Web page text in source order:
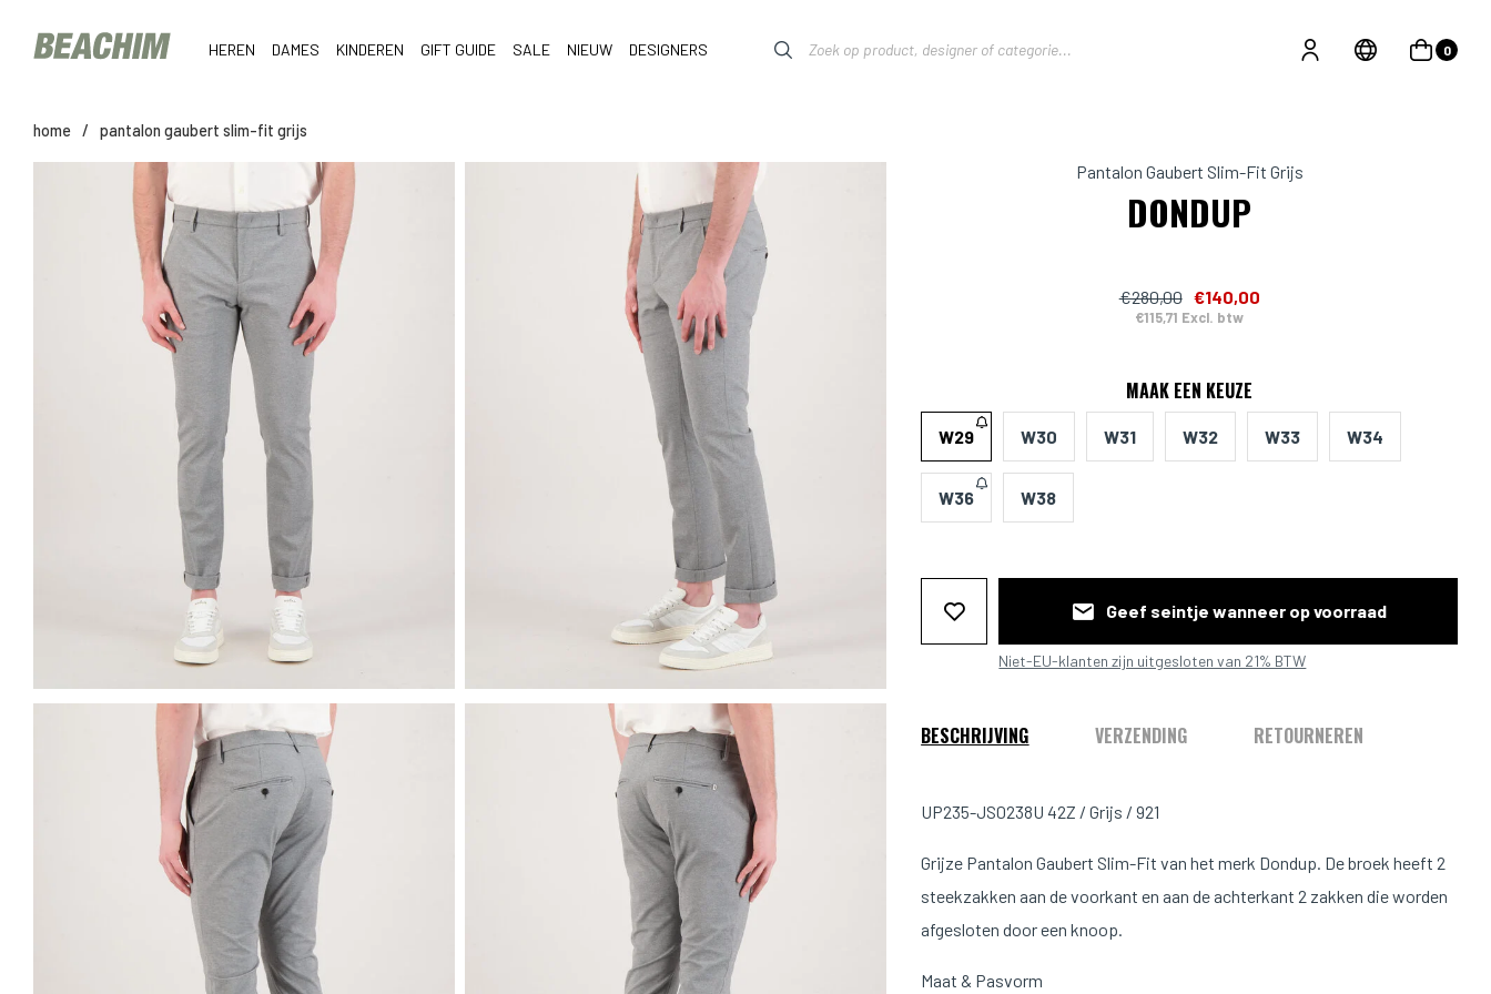
HEREN DAMES KINDEREN GIFT GUIDE SALE NIEUW DESIGNERS 0
home / pantalon gaubert slim-fit grijs
Pantalon Gaubert Slim-Fit Grijs
DONDUP
€280,00 €140,00
€115,71 Excl. btw
MAAK EEN KEUZE
W29 W30 W31 W32 W33 W34
W36 W38
Geef seintje wanneer op voorraad
Niet-EU-klanten zijn uitgesloten van 21% BTW
BESCHRIJVING VERZENDING RETOURNEREN
UP235-JS0238U 42Z / Grijs / 921
Grijze Pantalon Gaubert Slim-Fit van het merk Dondup. De broek heeft 2
steekzakken aan de voorkant en aan de achterkant 2 zakken die worden
afgesloten door een knoop.
Maat & Pasvorm